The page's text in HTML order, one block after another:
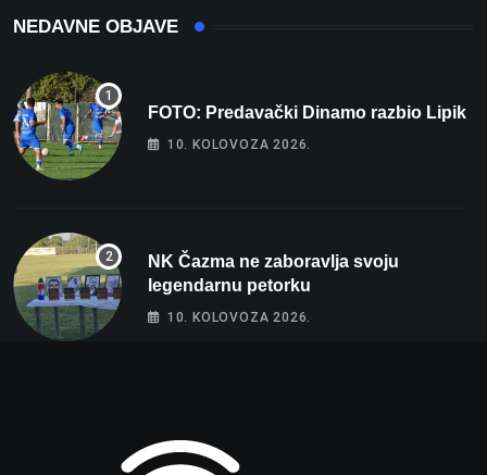
NEDAVNE OBJAVE
FOTO: Predavački Dinamo razbio Lipik
10. KOLOVOZA 2026.
NK Čazma ne zaboravlja svoju
legendarnu petorku
10. KOLOVOZA 2026.